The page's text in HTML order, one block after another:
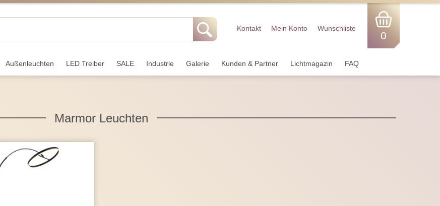
Kontakt Mein Konto Wunschliste
0
Außen­leuchten LED Treiber SALE Industrie Galerie Kunden & Partner Lichtmagazin FAQ
Marmor Leuchten